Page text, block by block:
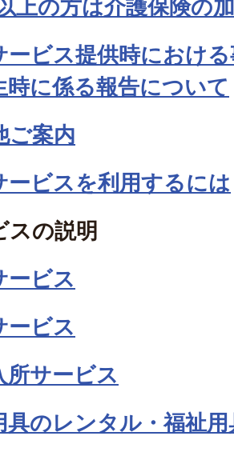
上の方は介護保険の
ービス提供時におけ
時に係る報告について
ご案内
ービスを利用するには
スの説明
ービス
ービス
所サービス
具のレンタル・福祉